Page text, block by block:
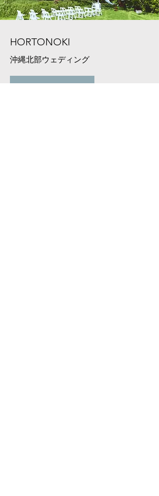
HORTONOKI
沖縄北部ウェディング
Read More